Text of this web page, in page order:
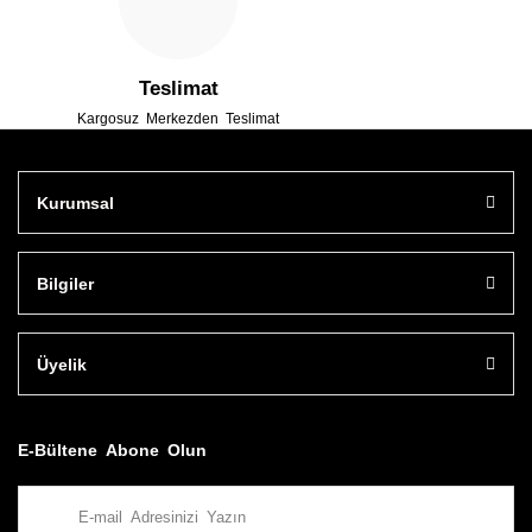
Teslimat
Kargosuz Merkezden Teslimat
Kurumsal
Bilgiler
Üyelik
E-Bültene Abone Olun